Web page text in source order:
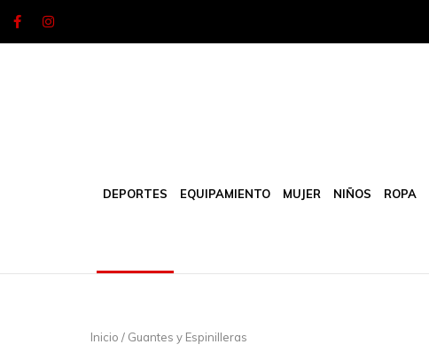
DEPORTES EQUIPAMIENTO MUJER NIÑOS ROPA
Inicio / Guantes y Espinilleras